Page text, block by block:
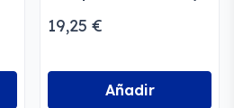
19,25 €
Añadir